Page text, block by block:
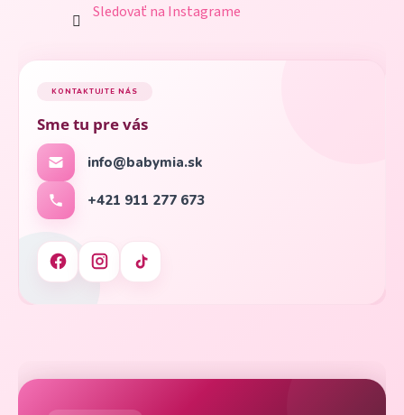
Sledovať na Instagrame
KONTAKTUJTE NÁS
Sme tu pre vás
info@babymia.sk
+421 911 277 673